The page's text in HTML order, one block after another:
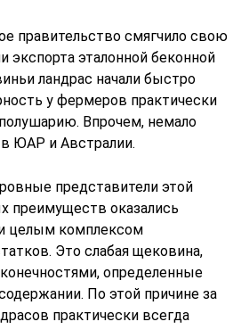
правительство смягчило свою
экспорта эталонной беконной
ландрас начали быстро
у фермеров практически
Впрочем, немало
ЮАР и Австралии.
представители этой
преимуществ оказались
целым комплексом
Это слабая щековина,
определенные
По этой причине за
практически всегда